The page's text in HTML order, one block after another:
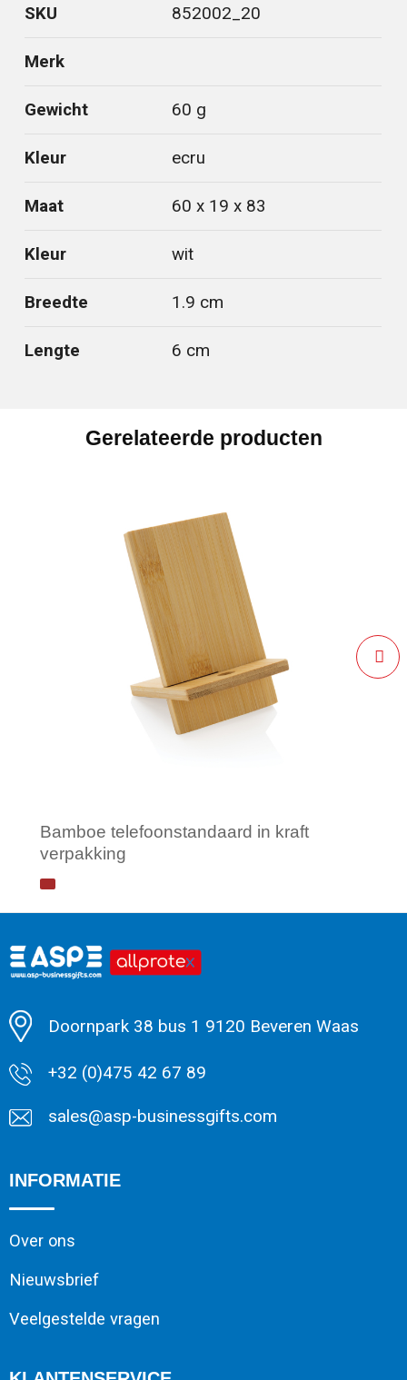
SKU 852002_20
Merk
Gewicht 60 g
Kleur ecru
Maat 60 x 19 x 83
Kleur wit
Breedte 1.9 cm
Lengte 6 cm
Gerelateerde producten
Bamboe telefoonstandaard in kraft
verpakking
Minimale afname: 1
Doornpark 38 bus 1 9120 Beveren Waas
+32 (0)475 42 67 89
sales@asp-businessgifts.com
INFORMATIE
Over ons
Nieuwsbrief
Veelgestelde vragen